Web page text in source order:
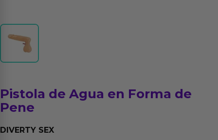
Pistola de Agua en Forma de
Pene
DIVERTY SEX